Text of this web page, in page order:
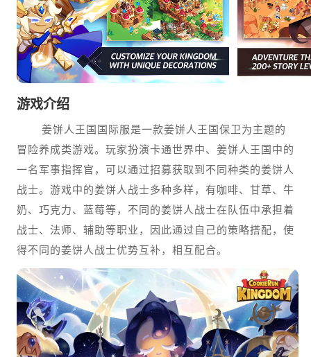
游戏介绍
姜饼人王国国际服是一款姜饼人王国保卫为主题的
冒险养成类游戏。玩家扮演卡通世界中、姜饼人王国中的
一名军事指挥官，可以通过招募获取到不同种类的姜饼人
战士。游戏中的姜饼人战士多种多样，有咖啡、甘草、牛
奶、巧克力、蓝莓等，不同的姜饼人战士在队伍中承担着
战士、法师、辅助等职业，因此通过自己的策略搭配，使
得不同的姜饼人战士优势互补，相互配合。